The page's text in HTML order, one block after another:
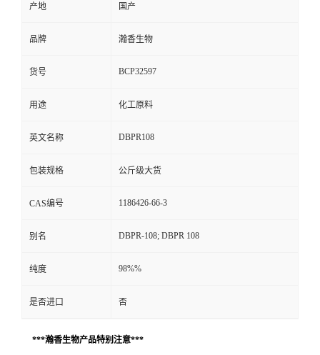
产地 国产
品牌 瀚香生物
货号 BCP32597
用途 化工原料
英文名称 DBPR108
包装规格 公斤级大货
CAS编号 1186426-66-3
别名 DBPR-108; DBPR 108
纯度 98%%
是否进口 否
***瀚香生物产品特别注意***